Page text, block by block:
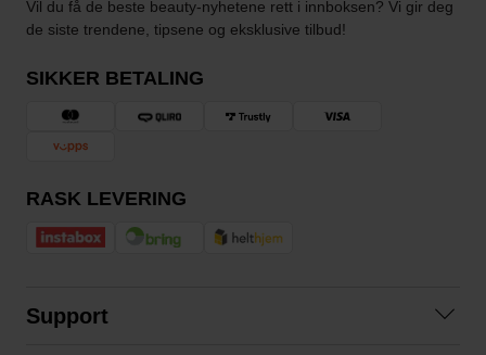
Vil du få de beste beauty-nyhetene rett i innboksen? Vi gir deg
de siste trendene, tipsene og eksklusive tilbud!
SIKKER BETALING
RASK LEVERING
Support